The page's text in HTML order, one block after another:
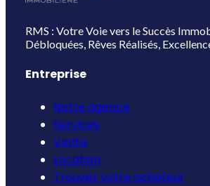
RMS : Votre Voie vers le Succès
Débloquées, Rêves Réalisés,
Entreprise
Notre agence
Services
Vente
Location
Trouvez votre acheteur